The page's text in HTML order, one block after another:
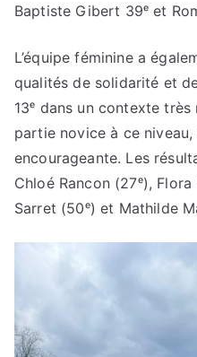
Baptiste Gibert 39ᵉ et
L’équipe féminine a
qualités de solidarité et
13ᵉ dans un contexte
partie novice à ce
encourageante. Les
Chloé Rancon (27ᵉ),
Sarret (50ᵉ) et Mathilde